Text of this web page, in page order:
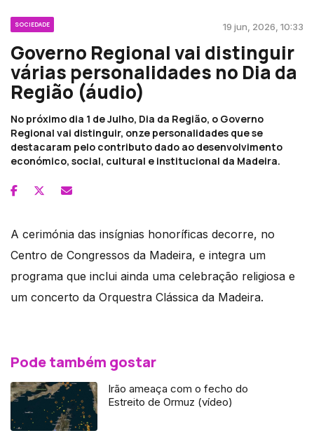
SOCIEDADE 19 jun, 2026, 10:33
Governo Regional vai distinguir
várias personalidades no Dia da
Região (áudio)
No próximo dia 1 de Julho, Dia da Região, o Governo
Regional vai distinguir, onze personalidades que se
destacaram pelo contributo dado ao desenvolvimento
económico, social, cultural e institucional da Madeira.
A cerimónia das insígnias honoríficas decorre, no
Centro de Congressos da Madeira, e integra um
programa que inclui ainda uma celebração religiosa e
um concerto da Orquestra Clássica da Madeira.
Pode também gostar
Irão ameaça com o fecho do
Estreito de Ormuz (vídeo)